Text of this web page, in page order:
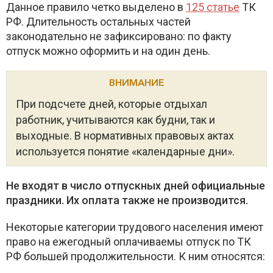
Данное правило четко выделено в 125 статье ТК
РФ. Длительность остальных частей
законодательно не зафиксировано: по факту
отпуск можно оформить и на один день.
ВНИМАНИЕ
При подсчете дней, которые отдыхал
работник, учитываются как будни, так и
выходные. В нормативных правовых актах
используется понятие «календарные дни».
Не входят в число отпускных дней официальные
праздники. Их оплата также не производится.
Некоторые категории трудового населения имеют
право на ежегодный оплачиваемы отпуск по ТК
РФ большей продолжительности. К ним относятся: